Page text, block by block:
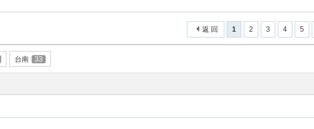
1 2 3 4 5
返 回
台南 33